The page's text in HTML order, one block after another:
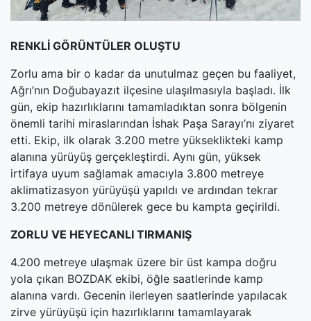
Yerel(current)
(current)
RENKLİ GÖRÜNTÜLER OLUŞTU
Zorlu ama bir o kadar da unutulmaz geçen bu faaliyet,
Ağrı’nın Doğubayazıt ilçesine ulaşılmasıyla başladı. İlk
gün, ekip hazırlıklarını tamamladıktan sonra bölgenin
önemli tarihi miraslarından İshak Paşa Sarayı’nı ziyaret
etti. Ekip, ilk olarak 3.200 metre yükseklikteki kamp
alanına yürüyüş gerçekleştirdi. Aynı gün, yüksek
irtifaya uyum sağlamak amacıyla 3.800 metreye
aklimatizasyon yürüyüşü yapıldı ve ardından tekrar
3.200 metreye dönülerek gece bu kampta geçirildi.
ZORLU VE HEYECANLI TIRMANIŞ
4.200 metreye ulaşmak üzere bir üst kampa doğru
yola çıkan BOZDAK ekibi, öğle saatlerinde kamp
alanına vardı. Gecenin ilerleyen saatlerinde yapılacak
zirve yürüyüşü için hazırlıklarını tamamlayarak